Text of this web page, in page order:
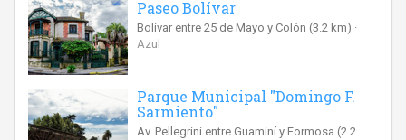
Paseo Bolívar
Bolívar entre 25 de Mayo y Colón (3.2 km)
Azul
Parque Municipal "Domingo F.
Sarmiento"
Av. Pellegrini entre Guaminí y Formosa (2.2